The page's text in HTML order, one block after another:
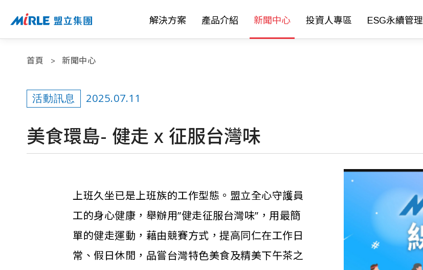
解決方案 產品介紹 新聞中心 投資人專區 ESG永續管理
首頁 新聞中心
活動訊息 2025.07.11
美食環島- 健走 x 征服台灣味
上班久坐已是上班族的工作型態。盟立全心守護員
工的身心健康，舉辦用”健走征服台灣味”，用最簡
單的健走運動，藉由競賽方式，提高同仁在工作日
常、假日休閒，品嘗台灣特色美食及精美下午茶之